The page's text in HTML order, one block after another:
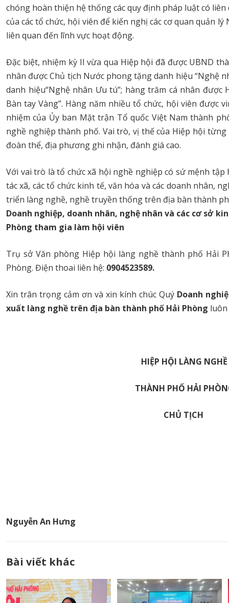
chóng hoàn thiện hệ thống các quy định pháp luật có
của các tổ chức, hội viên để kiến nghị các cơ quan quản
liên quan đến lĩnh vực hoạt động.
Đặc biệt, nhiệm kỳ II vừa qua Hiệp hội đã được UBND
nhân được Chủ tịch Nước phong tặng danh hiệu “Nghệ
danh hiệu“Nghệ nhân Ưu tú”; hàng trăm cá nhân
Bàn tay Vàng”. Hàng năm nhiều tổ chức, hội viên được
nhiệm của Ủy ban Mặt trận Tổ quốc Việt Nam thành
nghề nghiệp thành phố. Vai trò, vị thế của Hiệp hội
đoàn thể, địa phương ghi nhận, đánh giá cao.
Với vai trò là tổ chức xã hội nghề nghiệp có sứ mệnh
tác xã, các tổ chức kinh tế, văn hóa và các doanh nhân,
triển làng nghề, nghề truyền thống trên địa bàn thành
Doanh nghiệp, doanh nhân, nghệ nhânvà các cơ sở
Phòng tham gia làm hội viên
Trụ sở Văn phòng Hiệp hội làng nghề thành phố Hải
Phòng. Điện thoai liên hệ: 0904523589.
Xin trân trọng cảm ơn và xin kính chúc Quý Doanh
xuất làng nghề trên địa bàn thành phố Hải Phòng
HIỆP HỘI LÀNG NGHỀ
THÀNH PHỐ HẢI
CHỦ TỊCH
Nguyễn An Hưng
Bài viết khác